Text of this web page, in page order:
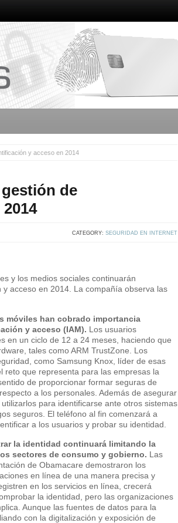
y acceso en 2014
de
CATEGORY: SEGURIDAD EN INTERNET
y los medios sociales continuarán
acceso en 2014. La compañía observa las
móviles han cobrado importancia
y acceso (IAM). Los usuarios
en un ciclo de 12 a 24 meses, haciendo que
tales como ARM TrustZone. Los
como Samsung Knox, líder de esas
reto que representa para las empresas la
de proporcionar formar seguras de
a los personales. Además de asegurar
para identificarse ante otros sistemas
seguros. El teléfono al fin comenzará a
a los usuarios y probar su identidad.
la identidad continuará limitando la
sectores de consumo y gobierno. Las
de Obamacare demostraron los
en línea de una manera precisa y
en los servicios en línea, crecerá
la identidad, pero las organizaciones
Aunque las fuentes de datos para la
con la digitalización y exposición de